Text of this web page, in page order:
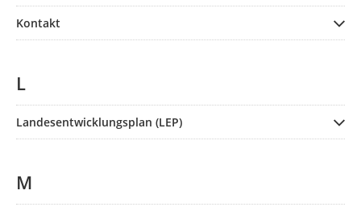
Kontakt
L
Landesentwicklungsplan (LEP)
M